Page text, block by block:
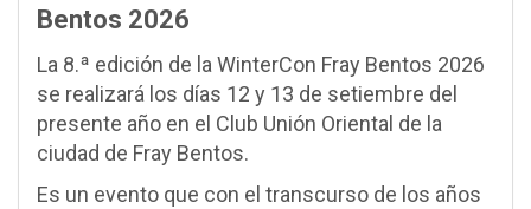
Bentos 2026
La 8.ª edición de la WinterCon Fray Bentos 2026
se realizará los días 12 y 13 de setiembre del
presente año en el Club Unión Oriental de la
ciudad de Fray Bentos.
Es un evento que con el transcurso de los años